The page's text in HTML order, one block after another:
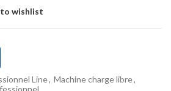
wishlist
Line, Machine charge libre,